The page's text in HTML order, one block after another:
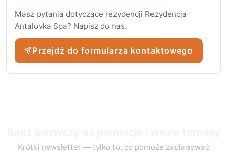
Masz pytania dotyczące rezydencji Rezydencja
Antalovka Spa? Napisz do nas.
Przejdź do formularza kontaktowego
Krótki newsletter — tylko to, co pomoże zaplanować